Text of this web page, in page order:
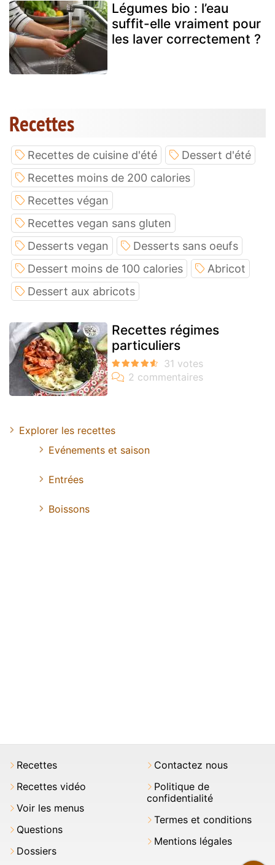
Légumes bio : l’eau
suffit-elle vraiment pour
les laver correctement ?
Recettes
Recettes de cuisine d'été
Dessert d'été
Recettes moins de 200 calories
Recettes végan
Recettes vegan sans gluten
Desserts vegan
Desserts sans oeufs
Dessert moins de 100 calories
Abricot
Dessert aux abricots
Recettes régimes
particuliers
Explorer les recettes
Evénements et saison
Entrées
Boissons
Recettes
Recettes vidéo
Voir les menus
Questions
Dossiers
Contactez nous
Politique de
confidentialité
Termes et conditions
Mentions légales